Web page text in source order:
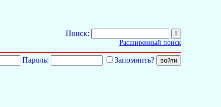
Поиск:
Расширенный поиск
Пароль: Запомнить?